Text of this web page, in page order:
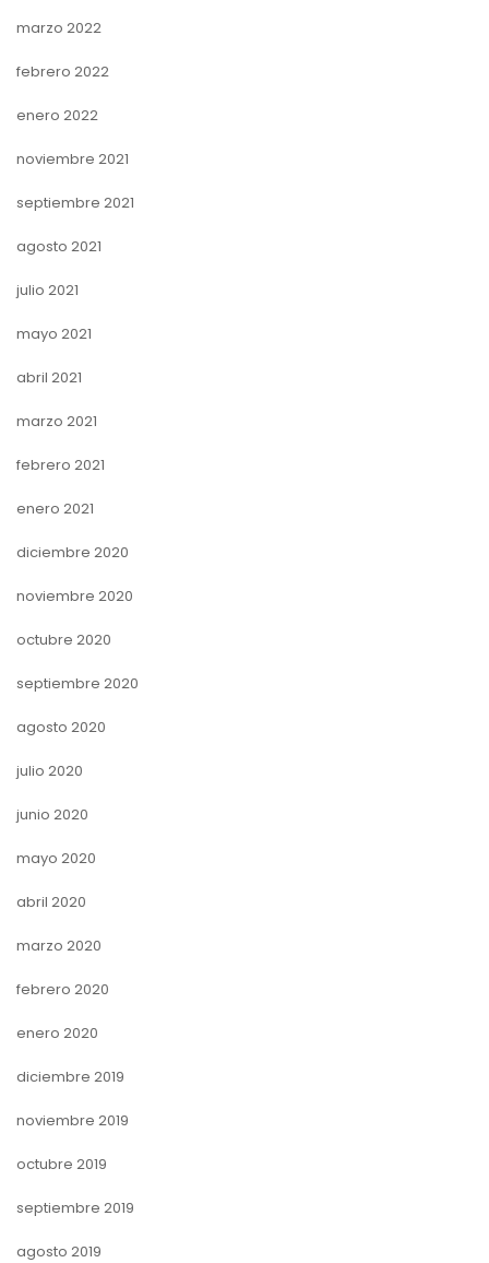
marzo 2022
febrero 2022
enero 2022
noviembre 2021
septiembre 2021
agosto 2021
julio 2021
mayo 2021
abril 2021
marzo 2021
febrero 2021
enero 2021
diciembre 2020
noviembre 2020
octubre 2020
septiembre 2020
agosto 2020
julio 2020
junio 2020
mayo 2020
abril 2020
marzo 2020
febrero 2020
enero 2020
diciembre 2019
noviembre 2019
octubre 2019
septiembre 2019
agosto 2019